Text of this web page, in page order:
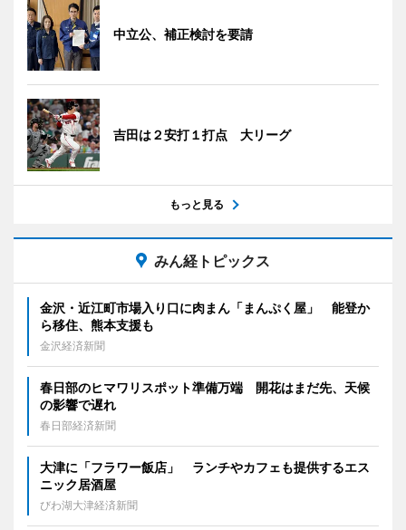
中立公、補正検討を要請
吉田は２安打１打点 大リーグ
もっと見る
みん経トピックス
金沢・近江町市場入り口に肉まん「まんぷく屋」 能登か
ら移住、熊本支援も
金沢経済新聞
春日部のヒマワリスポット準備万端 開花はまだ先、天候
の影響で遅れ
春日部経済新聞
大津に「フラワー飯店」 ランチやカフェも提供するエス
ニック居酒屋
びわ湖大津経済新聞